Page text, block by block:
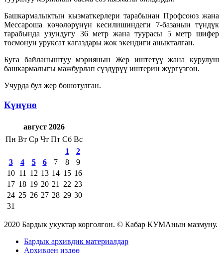
Башкармалыктын кызматкерлери тарабынан Профсоюз жана
Мессароша көчөлөрүнүн кесилишиндеги 7-базанын түндүк
тарабында узундугу 36 метр жана туурасы 5 метр шифер
тосмонун уруксат кагаздары жок экендиги аныкталган.
Буга байланыштуу мэриянын Жер иштетүү жана курулуш
башкармалыгы мажбурлап сүздүрүү иштерин жүргүзгөн.
Учурда бул жер бошотулган.
Күнүнө
август 2026
Пн Вт Ср Чт Пт Сб Вс
1
2
3
4 5 6 7 8
9
10 11 12 13 14 15 16
17 18 19 20 21 22 23
24 25 26 27 28 29 30
31
2020 Бардык укуктар корголгон. © Кабар КУМАнын мазмуну.
Бардык архивдик материалдар
Архивден издөө